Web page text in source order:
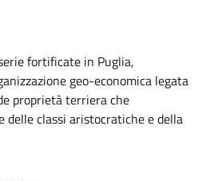
fortificate in Puglia,
geo-economica legata
proprietà terriera che
delle classi aristocratiche e della